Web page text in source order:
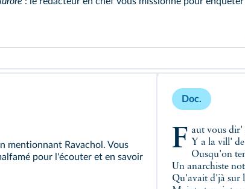
une analyse ou construire une argumentation.
mentionnant Ravachol. Vous
pour l'écouter et en savoir
Doc.
Faut vous
Y a la vill'
Ousqu'on
Un anarchiste
Qu'avait d'jà sur